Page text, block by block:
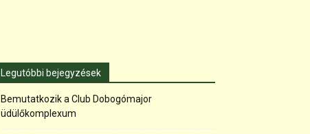
Legutóbbi bejegyzések
Bemutatkozik a Club Dobogómajor
üdülőkomplexum